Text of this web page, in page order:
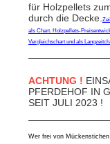
für Holzpellets
durch die Decke.
als Chart. Holzpellets-
Vergleichschart und als
ACHTUNG !
PFERDEHOF IN
SEIT JULI 2023 !
Wer frei von